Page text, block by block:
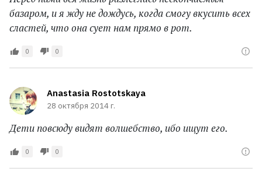
базаром, и я жду не дождусь, когда смогу вкусить всех
сластей, что она сует нам прямо в рот.
0 0
Anastasia Rostotskaya
28 октября 2014 г.
Дети повсюду видят волшебство, ибо ищут его.
0 0